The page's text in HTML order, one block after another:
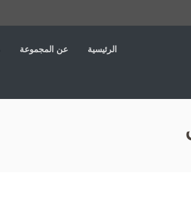
الرئيسية عن المجموعة